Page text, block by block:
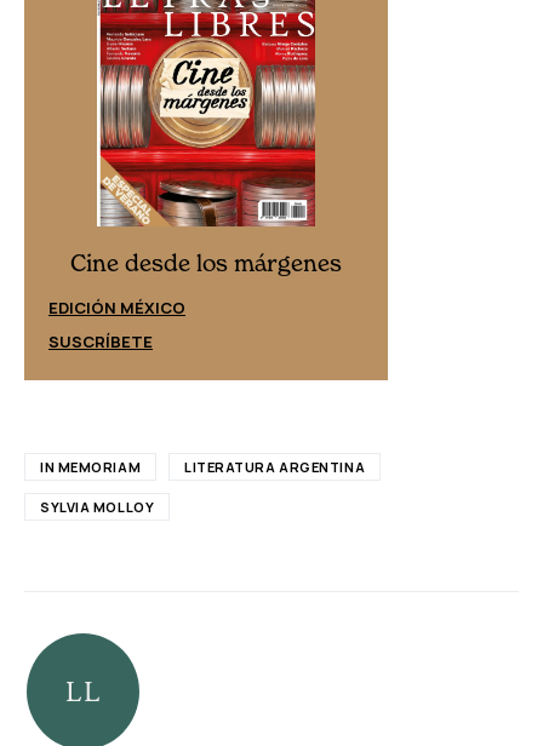
Cine desde los márgenes
EDICIÓN MÉXICO
SUSCRÍBETE
IN MEMORIAM LITERATURA ARGENTINA
SYLVIA MOLLOY